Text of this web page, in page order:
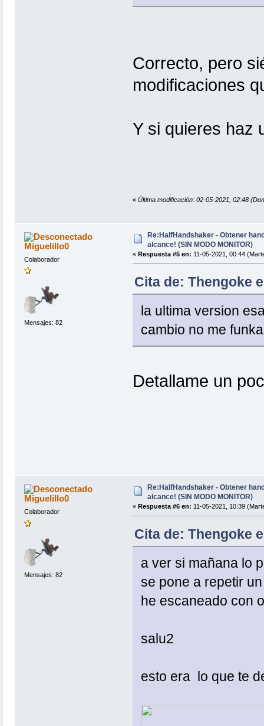
Correcto, pero
modificaciones
Y si quieres haz
« Última modificación: 02-05-2021, 02:48
Miguelillo0
Colaborador
Mensajes: 82
Re:HalfHandshaker - Obtener
alcance! (SIN MODO MONITOR)
« Respuesta #5 en: 11-05-2021, 00:44
Cita de: Thengoke
la ultima version
cambio no me
Detallame un
Miguelillo0
Colaborador
Mensajes: 82
Re:HalfHandshaker - Obtener
alcance! (SIN MODO MONITOR)
« Respuesta #6 en: 11-05-2021, 10:39
Cita de: Thengoke
a ver si mañana lo
se pone a repetir
he escaneado con
salu2
esto era lo que te